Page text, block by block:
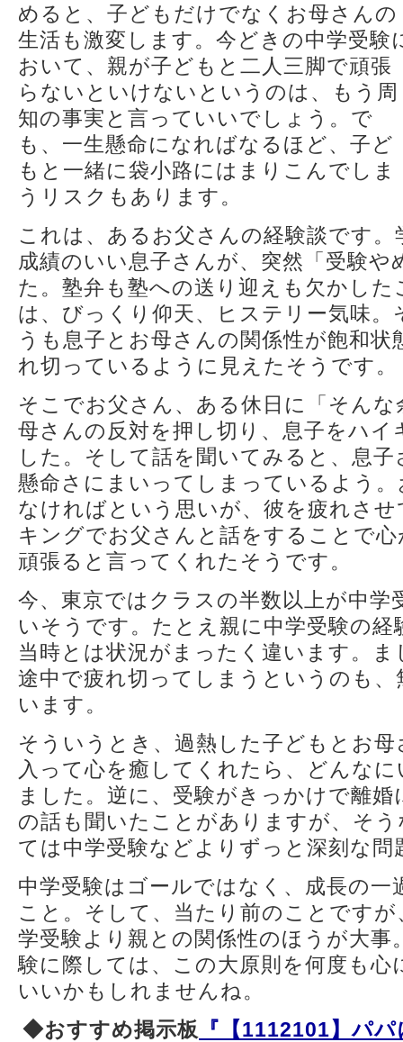
めると、子どもだけでなくお母さんの
生活も激変します。今どきの中学受験
おいて、親が子どもと二人三脚で頑張
らないといけないというのは、もう周
知の事実と言っていいでしょう。で
も、一生懸命になればなるほど、子ど
もと一緒に袋小路にはまりこんでしま
うリスクもあります。
これは、あるお父さんの経験談です
成績のいい息子さんが、突然「受験や
た。塾弁も塾への送り迎えも欠かし
は、びっくり仰天、ヒステリー気味
うも息子とお母さんの関係性が飽和状
れ切っているように見えたそうです。
そこでお父さん、ある休日に「そん
母さんの反対を押し切り、息子をハ
した。そして話を聞いてみると、息
懸命さにまいってしまっているよう
なければという思いが、彼を疲れさ
キングでお父さんと話をすることで
頑張ると言ってくれたそうです。
今、東京ではクラスの半数以上が中学
いそうです。たとえ親に中学受験の
当時とは状況がまったく違います。
途中で疲れ切ってしまうというのも
います。
そういうとき、過熱した子どもとお
入って心を癒してくれたら、どんな
ました。逆に、受験がきっかけで離
の話も聞いたことがありますが、そ
ては中学受験などよりずっと深刻な問
中学受験はゴールではなく、成長の
こと。そして、当たり前のことです
学受験より親との関係性のほうが大事
験に際しては、この大原則を何度も
いいかもしれませんね。
◆おすすめ掲示板 『【1112101】パ